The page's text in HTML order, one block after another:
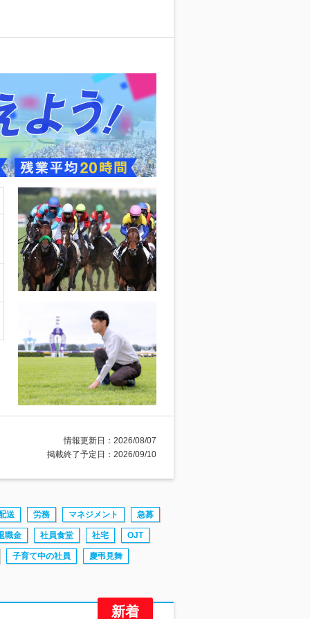
情報更新日：2026/08/07
掲載終了予定日：2026/09/10
送 労務 マネジメント 急募
職金 社員食堂 社宅 OJT
子育て中の社員 慶弔見舞